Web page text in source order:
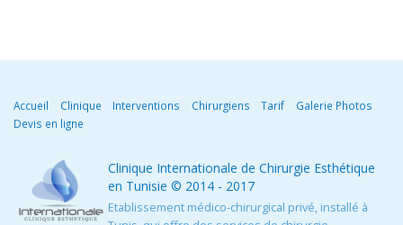
Accueil Clinique Interventions Chirurgiens Tarif
Galerie Photos
Devis en ligne
Clinique Internationale de Chirurgie Esthétique
en Tunisie © 2014 - 2017
Etablissement médico-chirurgical privé, installé à